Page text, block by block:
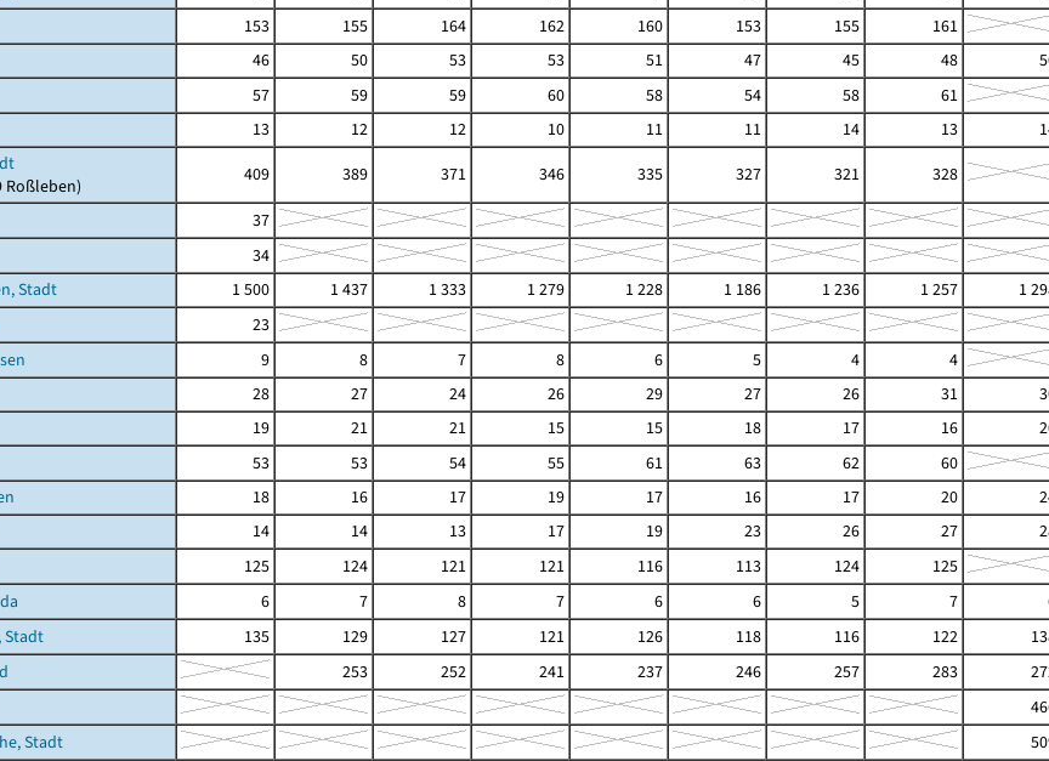
153 155 164 162 160 153 155
161
46 50 53 53 51 47 45 48
57 59 59 60 58 54 58
61
13 12 12 10 11 11 14 13
Roßleben)
409 389 371 346 335 327 321
328
37
34
Stadt
1 500 1 437 1 333 1 279 1 228 1 186 1 236 1 257
1
23
9 8 7 8 6 5 4
4
28 27 24 26 29 27 26 31
19 21 21 15 15 18 17 16
53 53 54 55 61 63 62
60
18 16 17 19 17 16 17 20
14 14 13 17 19 23 26 27
125 124 121 121 116 113 124
125
6 7 8 7 6 6 5 7
Stadt
135 129 127 121 126 118 116 122
253 252 241 237 246 257 283
Stadt